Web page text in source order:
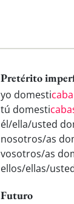
Pretérito
yo domesticaba
tú domesti
él/ella/usted
nosotros/as
vosotros/as
ellos/ellas/
Futuro